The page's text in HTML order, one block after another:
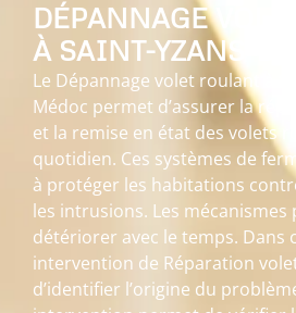
DÉPANNAGE
À SAINT-YZANS-
Le Dépannage volet roulant à
Médoc permet d’assurer la
et la remise en état des volets
quotidien. Ces systèmes de
à protéger les habitations
les intrusions. Les mécanismes
détériorer avec le temps. Dans
intervention de Réparation
d’identifier l’origine du